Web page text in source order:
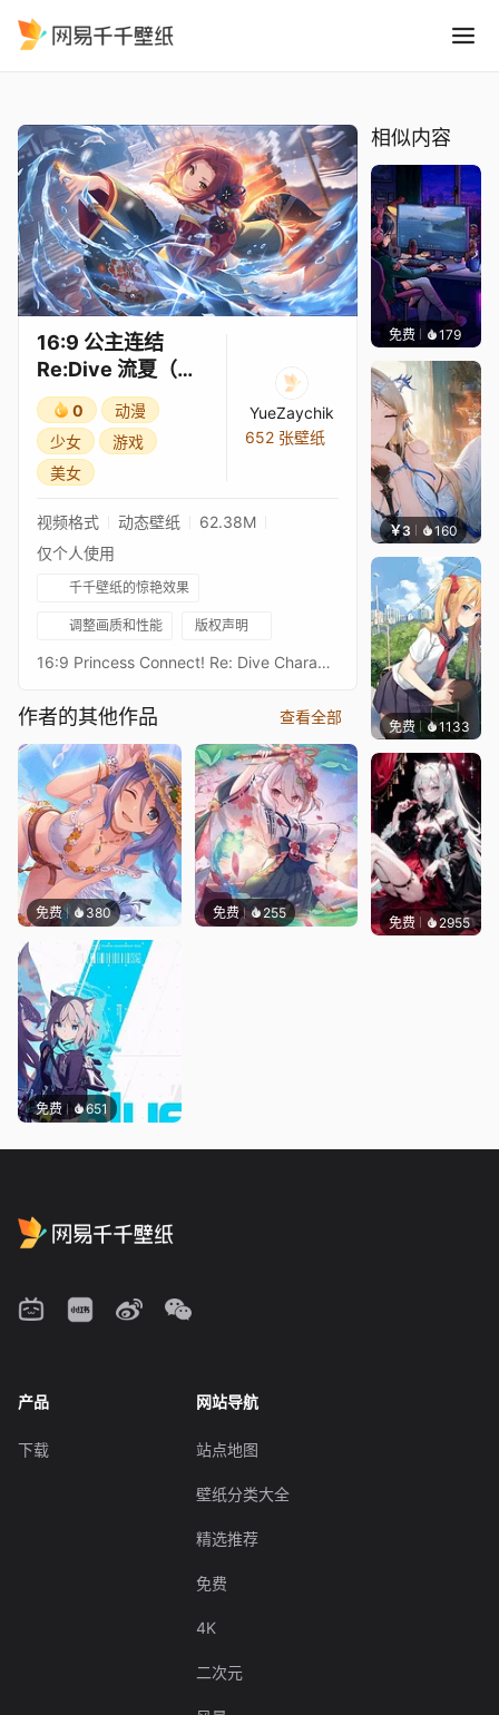
16:9 公主连结
Re:Dive 流夏（新
年）3★
0
动漫
少女
游戏
美女
YueZaychik
652 张壁纸
视频格式 动态壁纸
62.38M
仅个人使用
千千壁纸的惊艳效果
调整画质和性能 版权声明
16:9 Princess Connect! Re: Dive Character Live Wallpaperプリンセスコネクトリダイブ超异域公主连结！Re: DiveResolution: 16:9 3584 x 2016Overall Bit Rate: ≈40Mb/s ± 3Mb/s3★流夏 新年3★ルカ（ニューイヤー） - RukaAfter RealESRGAN2x upscaling + FFmpeg frame processing21:9 3440 x 1440 Resolution：https://steamcommunity.com/sharedfiles/filedetails/?id=2718941124Princess Connect! Re: Dive 16:9 Collections：https://steamcommunity.com/sharedfiles/filedetails/?id=2134024999Princess Connect! Re: Dive 21:9 Collections：https://steamcommunity.com/sharedfiles/filedetails/?id=2137377323
作者的其他作品 查看全部
免费 380 免费 255
免费 651
相似内容
免费 179
￥3 160 豆子
免费 1133
免费 2955Kyllar
产品
下载
网站导航
站点地图
壁纸分类大全
精选推荐
免费
4K
二次元